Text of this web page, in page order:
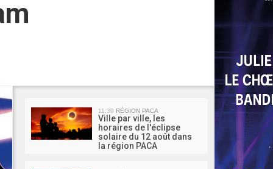
MA
11:39 RÉGION PACA
Ville par ville, les
horaires de l'éclipse
solaire du 12 août dans
la région PACA